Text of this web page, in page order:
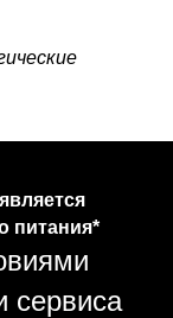
питания*
сервиса